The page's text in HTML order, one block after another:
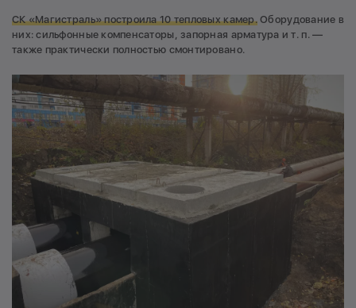
СК «Магистраль» построила 10 тепловых камер.Оборудование в
них: сильфонные компенсаторы, запорная арматура и т. п. —
также практически полностью смонтировано.